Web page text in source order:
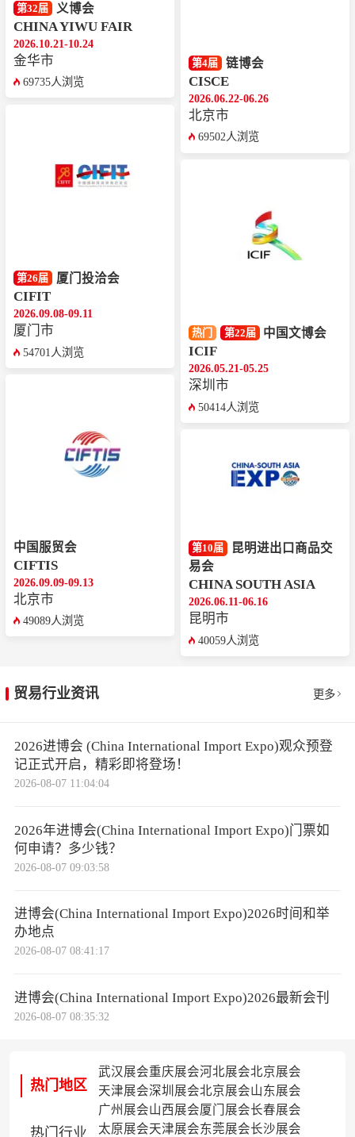
第32届 义博会
CHINA YIWU FAIR
2026.10.21-10.24
金华市
69735人浏览
第26届 厦门投洽会
CIFIT
2026.09.08-09.11
厦门市
54701人浏览
中国服贸会
CIFTIS
2026.09.09-09.13
北京市
49089人浏览
第4届 链博会
CISCE
2026.06.22-06.26
北京市
69502人浏览
热门 第22届 中国文博会
ICIF
2026.05.21-05.25
深圳市
50414人浏览
第10届
昆明进出口商品交
易会
CHINA SOUTH ASIA
2026.06.11-06.16
昆明市
40059人浏览
贸易行业资讯 更多
2026进博会 (China International Import Expo)观众预登
记正式开启，精彩即将登场！
2026-08-07 11:04:04
2026年进博会(China International Import Expo)门票如
何申请？多少钱？
2026-08-07 09:03:58
进博会(China International Import Expo)2026时间和举
办地点
2026-08-07 08:41:17
进博会(China International Import Expo)2026最新会刊
2026-08-07 08:35:32
热门地区
热门行业
武汉展会重庆展会河北展会北京展会
天津展会深圳展会北京展会山东展会
广州展会山西展会厦门展会长春展会
太原展会天津展会东莞展会长沙展会